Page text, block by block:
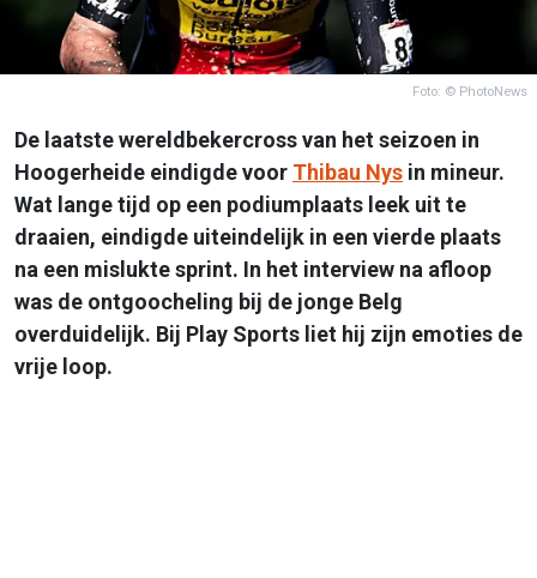
Foto: © PhotoNews
De laatste wereldbekercross van het seizoen in
Hoogerheide eindigde voor Thibau Nys in mineur.
Wat lange tijd op een podiumplaats leek uit te
draaien, eindigde uiteindelijk in een vierde plaats
na een mislukte sprint. In het interview na afloop
was de ontgoocheling bij de jonge Belg
overduidelijk. Bij Play Sports liet hij zijn emoties de
vrije loop.